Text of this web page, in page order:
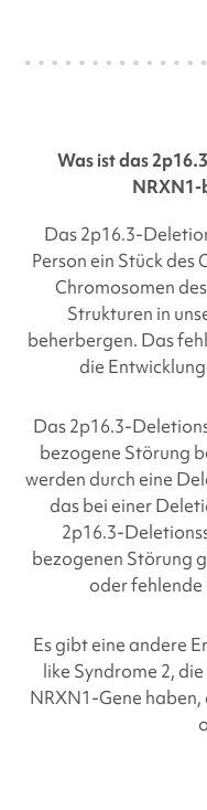
Was ist das
NRXN1-
Das2p16.3-
Person ein Stück des
Chromosomen
Strukturen in
beherbergen. Das
die
Das2p16.3-
bezogene Störung
werden durch eine
das bei einer
2p16.3-
bezogenen Störung
oder fehlende
Es gibt eine andere
like Syndrome 2,
NRXN1-Gene